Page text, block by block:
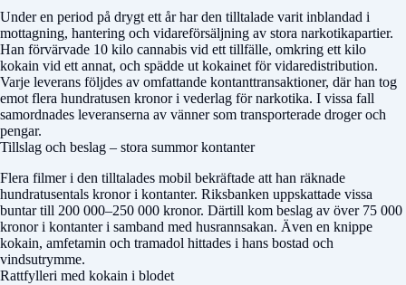
Under en period på drygt ett år har den tilltalade varit inblandad i
mottagning, hantering och vidareförsäljning av stora narkotikapartier.
Han förvärvade 10 kilo cannabis vid ett tillfälle, omkring ett kilo
kokain vid ett annat, och spädde ut kokainet för vidaredistribution.
Varje leverans följdes av omfattande kontanttransaktioner, där han tog
emot flera hundratusen kronor i vederlag för narkotika. I vissa fall
samordnades leveranserna av vänner som transporterade droger och
pengar.
Tillslag och beslag – stora summor kontanter
Flera filmer i den tilltalades mobil bekräftade att han räknade
hundratusentals kronor i kontanter. Riksbanken uppskattade vissa
buntar till 200 000–250 000 kronor. Därtill kom beslag av över 75 000
kronor i kontanter i samband med husrannsakan. Även en knippe
kokain, amfetamin och tramadol hittades i hans bostad och
vindsutrymme.
Rattfylleri med kokain i blodet